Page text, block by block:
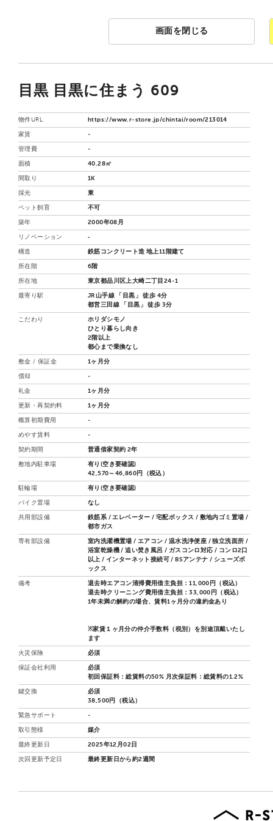
画面を閉じる
目黒 目黒に住まう 609
物件URL https://www.r-store.jp/chintai/room/213014
家賃 -
管理費 -
面積 40.28㎡
間取り 1K
採光 東
ペット飼育 不可
築年 2000年08月
リノベーション ‐
構造 鉄筋コンクリート造 地上11階建て
所在階 6階
所在地 東京都品川区上大崎二丁目24-1
最寄り駅
JR山手線 「目黒」 徒歩 4分
都営三田線 「目黒」 徒歩 3分
こだわり
ホリダシモノ
ひとり暮らし向き
2階以上
都心まで乗換なし
敷金 / 保証金 1ヶ月分
償却 -
礼金 1ヶ月分
更新・再契約料 1ヶ月分
概算初期費用 -
めやす賃料 -
契約期間 普通借家契約 2年
敷地内駐車場
有り(空き要確認)
42,570～46,860円（税込）
駐輪場 有り(空き要確認)
バイク置場 なし
共用部設備
鉄筋系 / エレベーター / 宅配ボックス / 敷地内ゴミ置場 /
都市ガス
専有部設備
室内洗濯機置場 / エアコン / 温水洗浄便座 / 独立洗面所 /
浴室乾燥機 / 追い焚き風呂 / ガスコンロ対応 / コンロ2口
以上 / インターネット接続可 / BSアンテナ / シューズボ
ックス
備考
退去時エアコン清掃費用借主負担：11,000円（税込）
退去時クリーニング費用借主負担：33,000円（税込）
1年未満の解約の場合、賃料1ヶ月分の違約金あり
※家賃１ヶ月分の仲介手数料（税別）を別途頂戴いたし
ます
火災保険 必須
保証会社利用
必須
初回保証料：総賃料の50% 月次保証料：総賃料の1.2%
鍵交換
必須
38,500円（税込）
緊急サポート -
取引態様 媒介
最終更新日 2025年12月02日
次回更新予定日 最終更新日から約2週間